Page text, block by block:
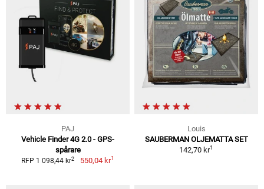
PAJ
Vehicle Finder 4G 2.0 - GPS-
spårare
RFP 1 098,44 kr2 550,04 kr1
Louis
SAUBERMAN OLJEMATTA SET
142,70 kr1